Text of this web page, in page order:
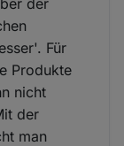
Für
Produkte
nicht
der
man